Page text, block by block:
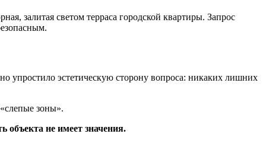
залитая светом терраса городской квартиры. Запрос
упростило эстетическую сторону вопроса: никаких лишних
зоны».
объекта не имеет значения.